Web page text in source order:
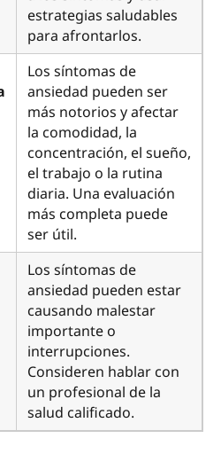
estrategias saludables
para afrontarlos.
Los síntomas de
ansiedad pueden ser
más notorios y afectar
la comodidad, la
concentración, el sueño,
el trabajo o la rutina
diaria. Una evaluación
más completa puede
ser útil.
Los síntomas de
ansiedad pueden estar
causando malestar
importante o
interrupciones.
Consideren hablar con
un profesional de la
salud calificado.